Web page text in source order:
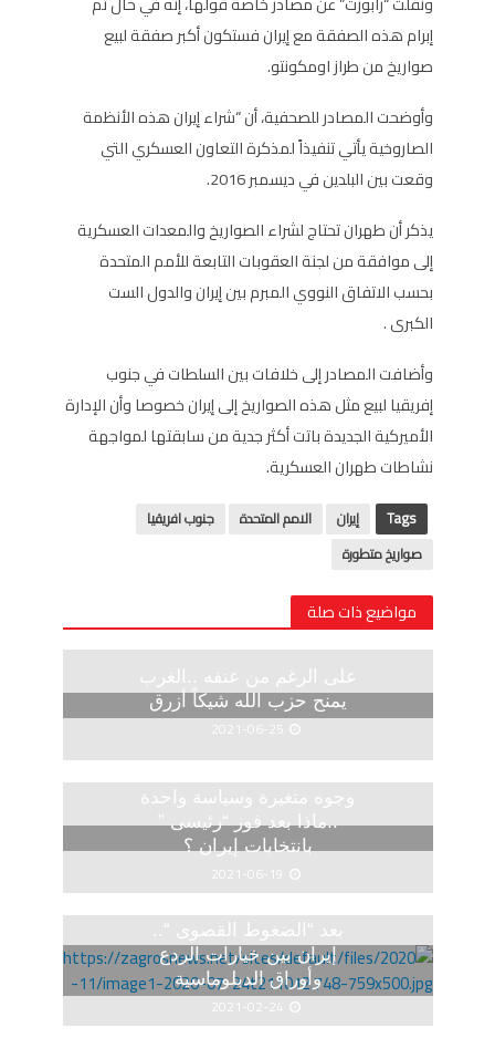
إبرام هذه الصفقة مع إيران فستكون أكبر صفقة لبيع
صواريخ من طراز اومكونتو.
وأوضحت المصادر للصحفية، أن “شراء إيران هذه الأنظمة
الصاروخية يأتي تنفيذاً لمذكرة التعاون العسكري التي
وقعت بين البلدين في ديسمبر 2016.
يذكر أن طهران تحتاج لشراء الصواريخ والمعدات العسكرية
إلى موافقة من لجنة العقوبات التابعة للأمم المتحدة
بحسب الاتفاق النووي المبرم بين إيران والدول الست
الكبرى .
وأضافت المصادر إلى خلافات بين السلطات في جنوب
إفريقيا لبيع مثل هذه الصواريخ إلى إيران خصوصا وأن الإدارة
الأميركية الجديدة باتت أكثر جدية من سابقتها لمواجهة
نشاطات طهران العسكرية.
Tags إيران الامم المتحدة
جنوب افريقيا
صواريخ متطورة
مواضيع ذات صلة
على الرغم من عنفه ..الغرب
يمنح حزب الله شيكاً أزرق
2021-06-25
وجوه متغيرة وسياسة واحدة
..ماذا بعد فوز “رئيسى ”
بانتخابات إيران ؟
2021-06-19
بعد “الضغوط القصوى “..
إيران بين خيارات الردع
وأوراق الدبلوماسية
2021-02-24